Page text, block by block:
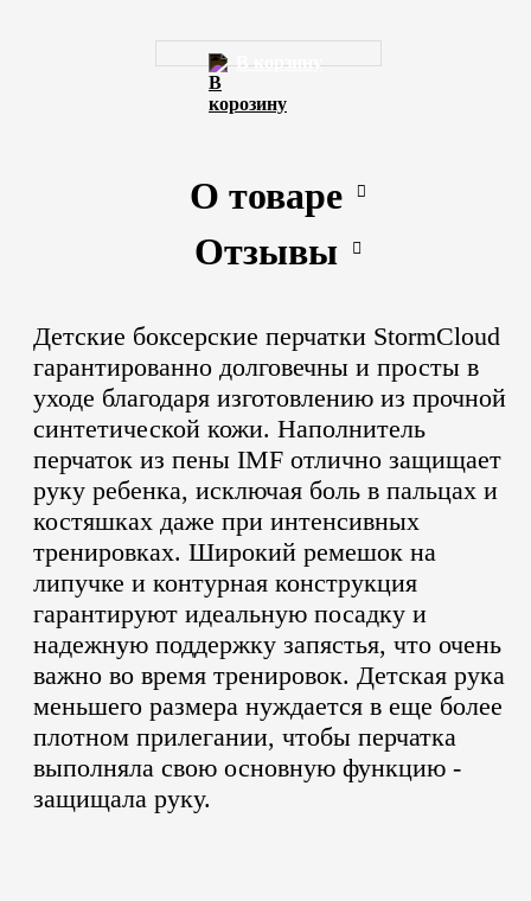
В корзину
О товаре
Отзывы
Детские боксерские перчатки StormCloud
гарантированно долговечны и просты в
уходе благодаря изготовлению из прочной
синтетической кожи. Наполнитель
перчаток из пены IMF отлично защищает
руку ребенка, исключая боль в пальцах и
костяшках даже при интенсивных
тренировках. Широкий ремешок на
липучке и контурная конструкция
гарантируют идеальную посадку и
надежную поддержку запястья, что очень
важно во время тренировок. Детская рука
меньшего размера нуждается в еще более
плотном прилегании, чтобы перчатка
выполняла свою основную функцию -
защищала руку.